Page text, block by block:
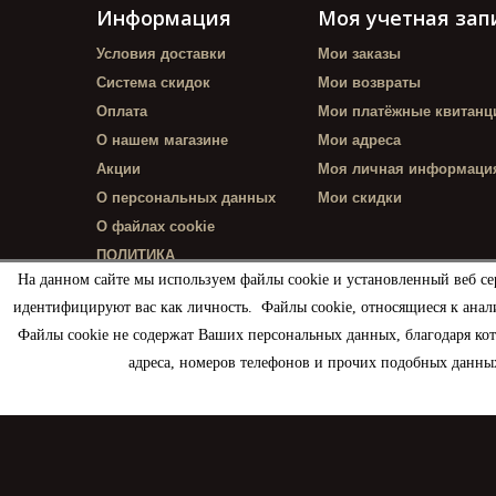
На данном сайте мы используем файлы cookie и установленный веб
идентифицируют вас как личность. Файлы cookie, относящиеся к
Файлы cookie не содержат Ваших персональных данных, благодаря
адреса, номеров телефонов и прочих подобных
Информация
Условия доставки
Система скидок
Оплата
О нашем магазине
Акции
О персональных данных
О файлах cookie
ПОЛИТИКА
КОНФИДЕНЦИАЛЬНОСТИ
Моя учетная
Мои заказы
Мои возвраты
Мои платёжные
Мои адреса
Моя личная
Мои скидки